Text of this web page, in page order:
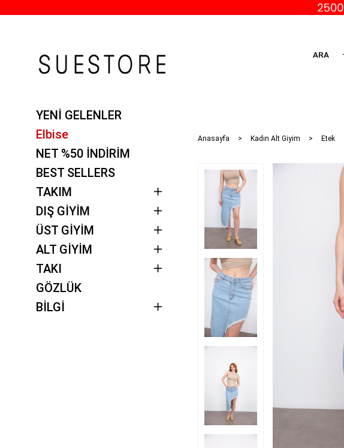
YENİ GELENLER
Elbise
NET %50 İNDİRİM
BEST SELLERS
TAKIM
DIŞ GİYİM
ÜST GİYİM
ALT GİYİM
TAKI
GÖZLÜK
BİLGİ
ARA
Anasayfa Kadın Alt Giyim Etek